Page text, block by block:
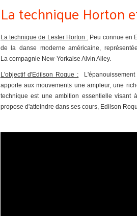
La technique Horton
La technique de Lester Horton : Peu connue en
de la danse moderne américaine,
La compagnie New-Yorkaise Alvin Ailey.
L'objectif d'Edilson Roque :
apporte aux mouvements une ampleur, une
technique est une ambition essentielle visant
propose d'atteindre dans ses cours, Edilson